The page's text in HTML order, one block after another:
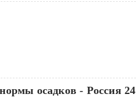
осадков - Россия 24